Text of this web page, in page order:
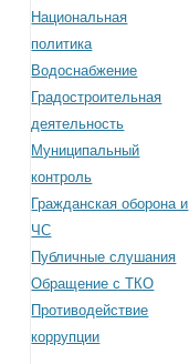
Национальная
политика
Водоснабжение
Градостроительная
деятельность
Муниципальный
контроль
Гражданская оборона и
ЧС
Публичные слушания
Обращение с ТКО
Противодействие
коррупции